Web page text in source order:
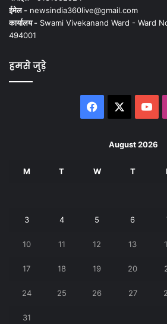
ईमेल - newsindia360live@gmail.com
कार्यालय - Swami Vivekanand Ward - Ward
494001
हमसे जुड़े
Facebook
August 2026
M T W T
3 4 5 6
10 11 12 13
17 18 19 20
24 25 26 27
31